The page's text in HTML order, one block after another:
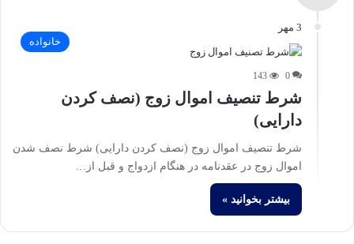
3 مهر
خانواده
0
143
شرط تنصیف اموال زوج (نصف کردن
دارایی)
شرط تنصیف اموال زوج (نصف کردن دارایی) شرط نصف شدن
اموال زوج در عقدنامه در هنگام ازدواج و قبل از…
بیشتر بخوانید »